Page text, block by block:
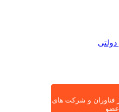
و شرکت های